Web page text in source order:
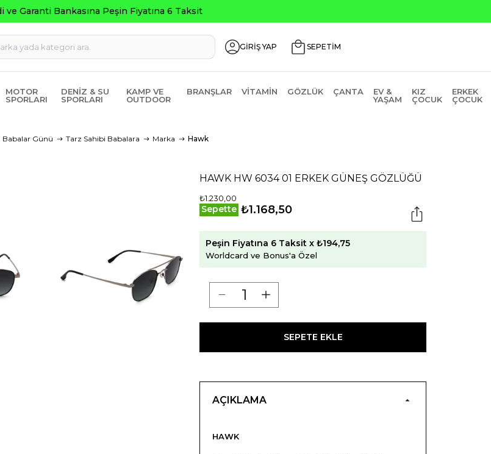
Seçili Ürünlerde ₺2000 Üzeri ₺200 İndirim Kodu: AGUSTOS200
GİRİŞ YAP SEPETİM
MOTOR
SPORLARI
DENIZ & SU
SPORLARI
KAMP VE
OUTDOOR
BRANŞLAR VITAMIN GÖZLÜK ÇANTA
EV &
YAŞAM
KIZ
ÇOCUK
ERKEK
ÇOCUK
Babalar Günü Tarz Sahibi Babalara Marka Hawk
HAWK HW 6034 01 ERKEK GÜNEŞ GÖZLÜĞÜ
₺1.230,00
Sepette ₺1.168,50
Peşin Fiyatına 6 Taksit x ₺194,75
Worldcard ve Bonus'a Özel
SEPETE EKLE
AÇIKLAMA
HAWK